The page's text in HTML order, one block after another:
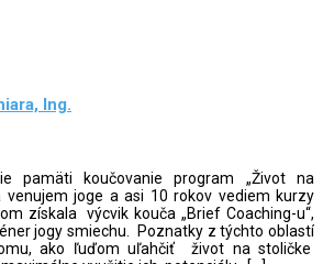
Ing.
pamäti koučovanie program „Život na
venujem joge a asi 10 rokov vediem kurzy
získala výcvik kouča „Brief Coaching-u“,
jogy smiechu. Poznatky z týchto oblastí
ako ľuďom uľahčiť život na stoličke